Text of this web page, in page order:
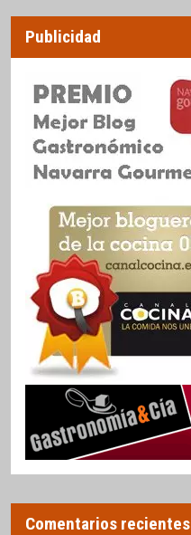
Publicidad
Comentarios recientes